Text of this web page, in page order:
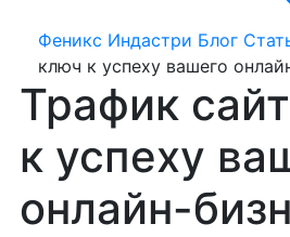
Феникс Индастри Блог
ключ к успеху вашего
Трафик
к успеху
онлайн-